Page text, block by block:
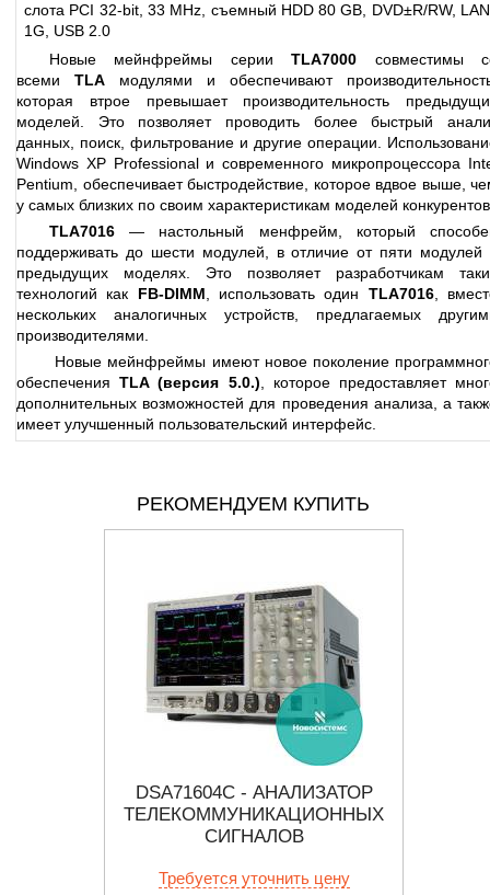
слота PCI 32-bit, 33 MHz, съемный HDD 80 GB, DVD±R/RW, LAN
1G, USB 2.0
Новые мейнфреймы серииTLA7000 совместимы
всеми TLA модулями и обеспечивают
которая втрое превышает производительность
моделей. Это позволяет проводить более быстрый
данных, поиск, фильтрование и другие операции.
Windows XP Professional и современного микропроцессора
Pentium, обеспечивает быстродействие, которое вдвое выше,
у самых близких по своим характеристикам моделей
TLA7016 — настольный менфрейм, который
поддерживать до шести модулей, в отличие от пяти модулей
предыдущих моделях. Это позволяет разработчикам
технологий как FB-DIMM, использовать один TLA7016,
нескольких аналогичных устройств, предлагаемых
производителями.
Новые мейнфреймы имеют новое поколение
обеспеченияTLA (версия 5.0.), которое предоставляет
дополнительных возможностей для проведения анализа, а
имеет улучшенный пользовательский интерфейс.
РЕКОМЕНДУЕМ КУПИТЬ
DSA71604C - АНАЛИЗАТОР
ТЕЛЕКОММУНИКАЦИОННЫХ
СИГНАЛОВ
Требуется уточнить цену